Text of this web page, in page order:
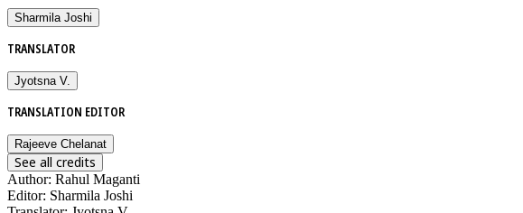
Sharmila Joshi
TRANSLATOR
Jyotsna V.
TRANSLATION EDITOR
Rajeeve Chelanat
See all credits
Author: Rahul Maganti
Editor: Sharmila Joshi